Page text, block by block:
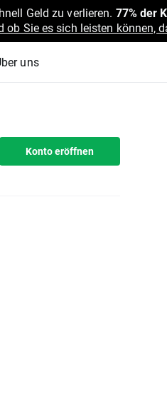
Geld zu verlieren. 77% der
ob Sie es sich leisten können,
uns
Konto eröffnen